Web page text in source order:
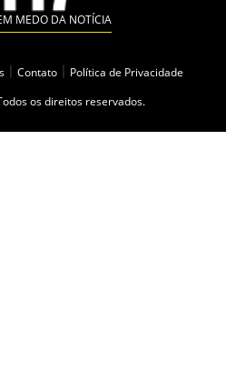
MEDO DA NOTÍCIA
Contato
Política de Privacidade
os direitos reservados.